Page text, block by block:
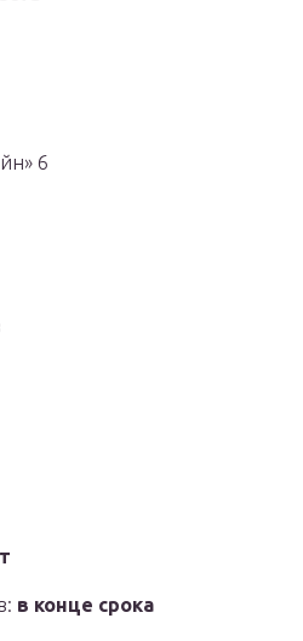
6
в конце срока